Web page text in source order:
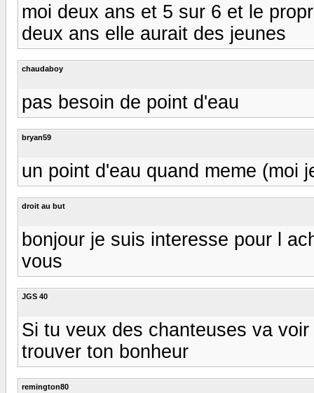
moi deux ans et 5 sur 6 et le
deux ans elle aurait des jeunes
chaudaboy
pas besoin de point d'eau
bryan59
un point d'eau quand meme (moi
droit au but
bonjour je suis interesse pour l
vous
JGS 40
Si tu veux des chanteuses va
trouver ton bonheur
remington80